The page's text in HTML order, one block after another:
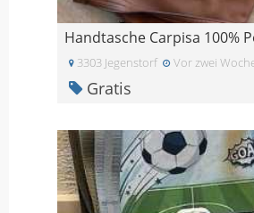
Handtasche Carpisa 100%
3303 Jegenstorf Vor zwei
Gratis